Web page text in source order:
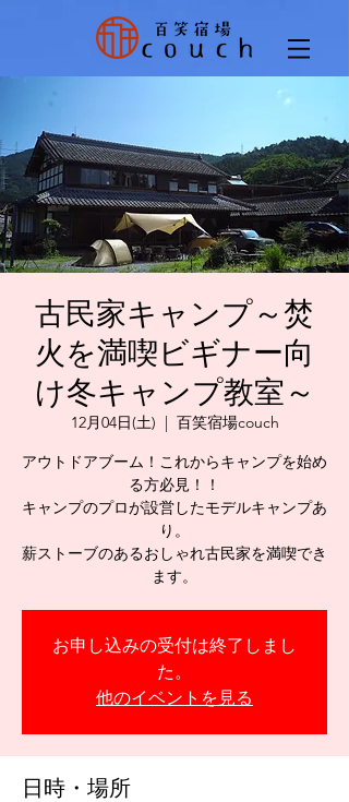
古民家キャンプ～焚
火を満喫ビギナー向
け冬キャンプ教室～
12月04日(土)
  |
百笑宿場couch
アウトドアブーム！これからキャンプを始め
る方必見！！
キャンプのプロが設営したモデルキャンプあ
り。
薪ストーブのあるおしゃれ古民家を満喫でき
お申し込みの受付は終了しまし
た。
他のイベントを見る
日時・場所